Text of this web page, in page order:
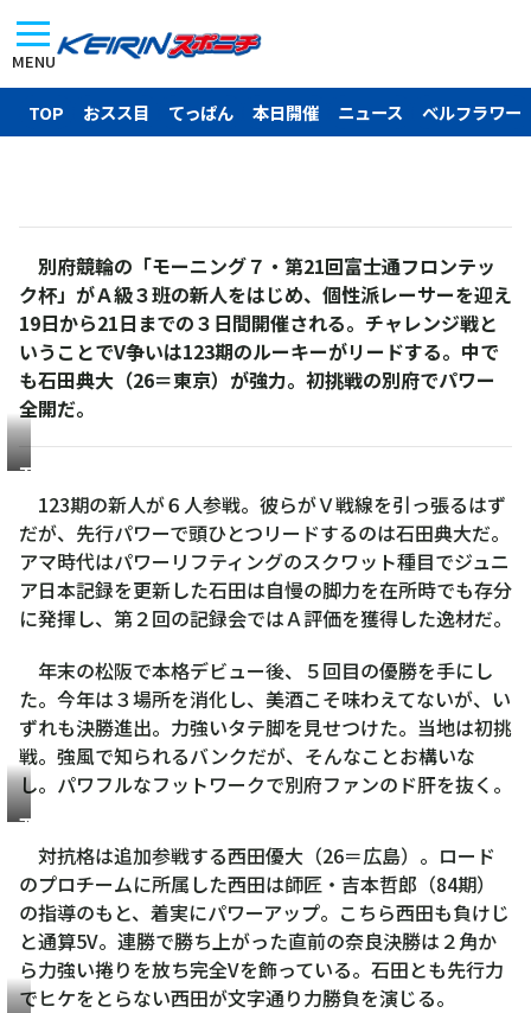
MENU
TOP おスス目 てっぱん 本日開催 ニュース ベルフラワー
別府競輪の「モーニング７・第21回富士通フロンテッ
ク杯」がＡ級３班の新人をはじめ、個性派レーサーを迎え
19日から21日までの３日間開催される。チャレンジ戦と
いうことでV争いは123期のルーキーがリードする。中で
も石田典大（26＝東京）が強力。初挑戦の別府でパワー
全開だ。
石
典
大
123期の新人が６人参戦。彼らがＶ戦線を引っ張るはず
だが、先行パワーで頭ひとつリードするのは石田典大だ。
アマ時代はパワーリフティングのスクワット種目でジュニ
ア日本記録を更新した石田は自慢の脚力を在所時でも存分
に発揮し、第２回の記録会ではＡ評価を獲得した逸材だ。
年末の松阪で本格デビュー後、５回目の優勝を手にし
た。今年は３場所を消化し、美酒こそ味わえてないが、い
ずれも決勝進出。力強いタテ脚を見せつけた。当地は初挑
戦。強風で知られるバンクだが、そんなことお構いな
し。パワフルなフットワークで別府ファンのド肝を抜く。
西
優
大
対抗格は追加参戦する西田優大（26＝広島）。ロード
のプロチームに所属した西田は師匠・吉本哲郎（84期）
の指導のもと、着実にパワーアップ。こちら西田も負けじ
と通算5V。連勝で勝ち上がった直前の奈良決勝は２角か
ら力強い捲りを放ち完全Vを飾っている。石田とも先行力
でヒケをとらない西田が文字通り力勝負を演じる。